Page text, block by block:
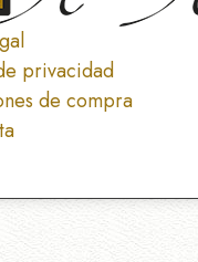
privacidad
de compra